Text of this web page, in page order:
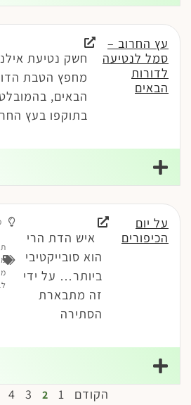
עץ החרוב –
סמל לנטיעה
לדורות
הבאים
חשק נטיעת
מחפץ הטבת
הבאים, בהמובלט
בתוקפו בעץ
על יום
הכיפורים
איש הדת הרי
הוא סובייקטיבי
ביותר… על ידי
זה מתבארת
הסתירה
הקודם 1
2
3
4